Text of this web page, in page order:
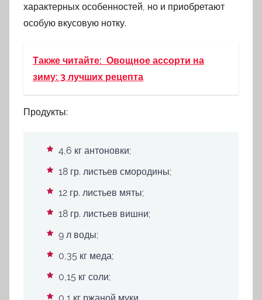
характерных особенностей, но и приобретают
особую вкусовую нотку.
Также читайте: Овощное ассорти на
зиму: 3 лучших рецепта
Продукты:
4,6 кг антоновки;
18 гр. листьев смородины;
12 гр. листьев мяты;
18 гр. листьев вишни;
9 л воды;
0,35 кг меда;
0,15 кг соли;
0,1 кг ржаной муки.